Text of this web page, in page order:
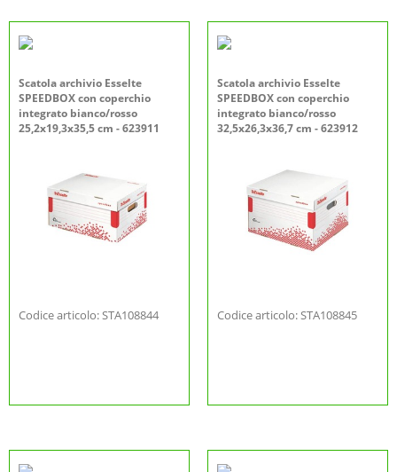
Scatola archivio Esselte
SPEEDBOX con coperchio
integrato bianco/rosso
25,2x19,3x35,5 cm - 623911
Codice articolo: STA108844
Scatola archivio Esselte
SPEEDBOX con coperchio
integrato bianco/rosso
32,5x26,3x36,7 cm - 623912
Codice articolo: STA108845